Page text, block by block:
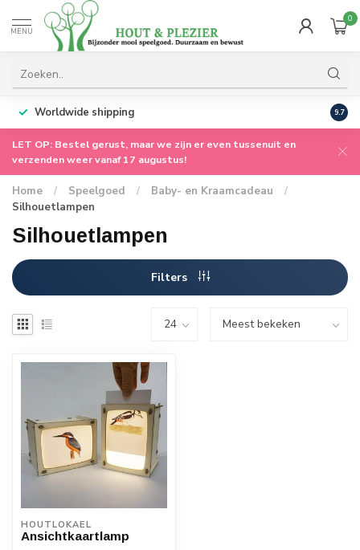
MENU
0
Worldwide shipping 9.7
LET OP: Bestel gerust, maar we zijn er even tussenuit en
verzenden weer vanaf 17 augustus!
Home / Speelgoed / Baby- en Kraamcadeau
/
Silhouetlampen
Silhouetlampen
Filters
HOUTLOKAEL
Ansichtkaartlamp